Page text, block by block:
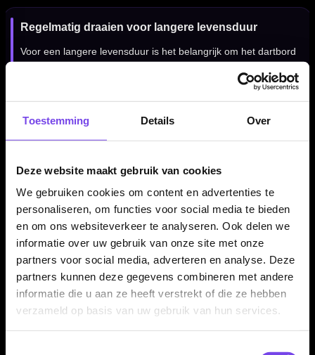
Toestemming Details Over
Deze website maakt gebruik van cookies
We gebruiken cookies om content en advertenties te
personaliseren, om functies voor social media te bieden
en om ons websiteverkeer te analyseren. Ook delen we
informatie over uw gebruik van onze site met onze
partners voor social media, adverteren en analyse. Deze
partners kunnen deze gegevens combineren met andere
informatie die u aan ze heeft verstrekt of die ze hebben
verzameld op basis van uw gebruik van hun services.
Regelmatig draaien voor langere levensduur
Voor een langere levensduur is het belangrijk om het dartbord
sisal en blijft het speeloppervlak langer mooi en betrouwbaar.
Inclusief bracket en handleiding
De BULL'S Focus II Plus wordt geleverd met bracket en
correct op te hangen en klaar te maken voor gebruik.
Voor thuis, training en clubgebruik
De BULL'S Focus II Plus is geschikt voor verschillende
dartomgevingen. Gebruik het bord thuis voor dagelijkse
training, in een dartkamer voor fanatieke sessies of in een
clubomgeving waar regelmatig gespeeld wordt.